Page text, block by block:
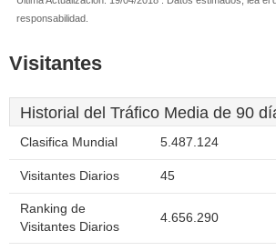
responsabilidad.
Visitantes
Historial del Tráfico Media de 90
Clasifica Mundial 5.487.124
Visitantes Diarios 45
Ranking de
Visitantes Diarios
4.656.290